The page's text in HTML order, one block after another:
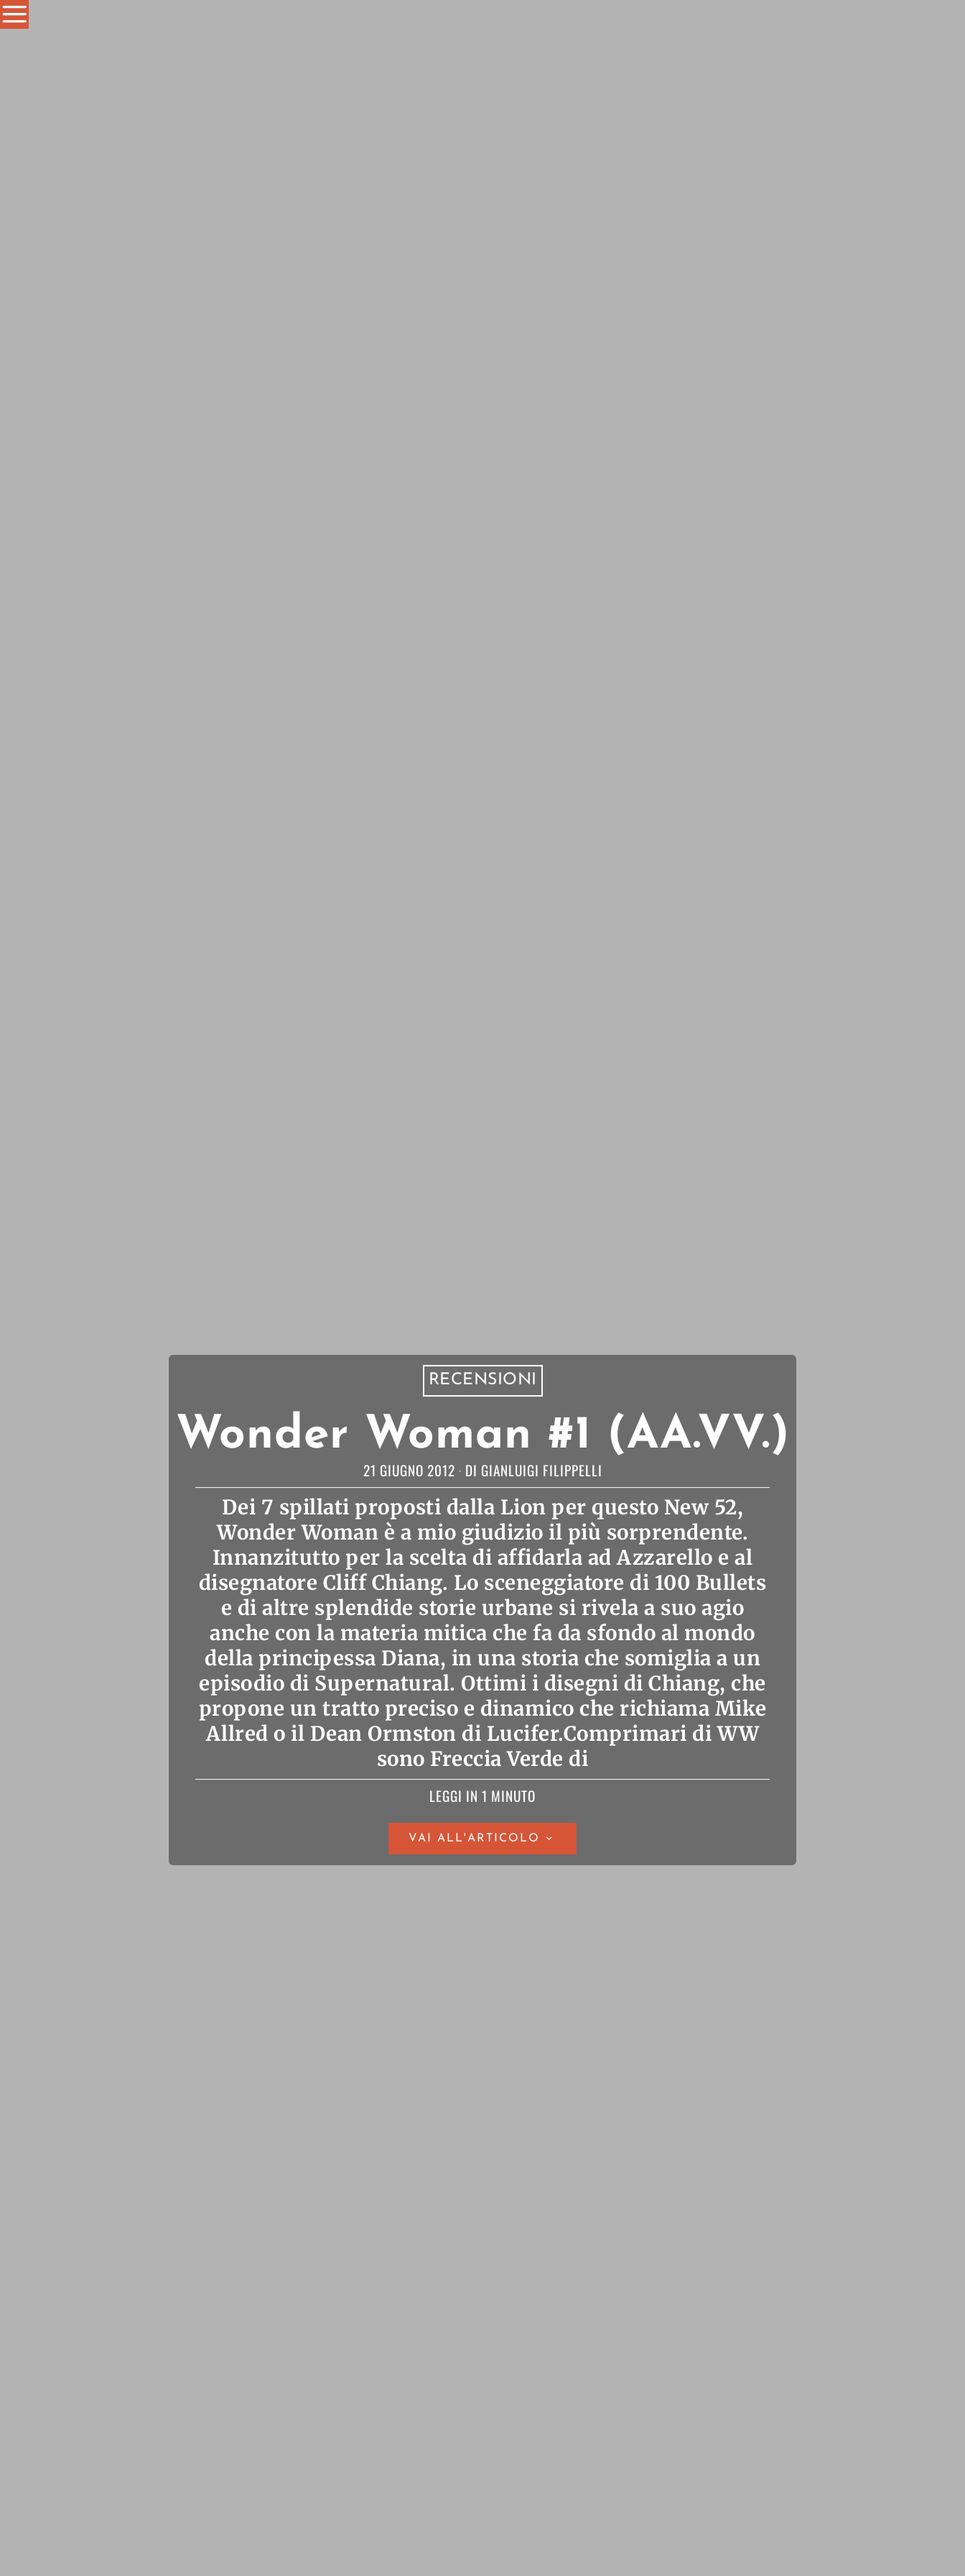
RECENSIONI
Wonder Woman #1 (AA.VV.)
21 GIUGNO 2012 DI GIANLUIGI FILIPPELLI
Dei 7 spillati proposti dalla Lion per questo New 52,
Wonder Woman è a mio giudizio il più sorprendente.
Innanzitutto per la scelta di affidarla ad Azzarello e al
disegnatore Cliff Chiang. Lo sceneggiatore di 100 Bullets
e di altre splendide storie urbane si rivela a suo agio
anche con la materia mitica che fa da sfondo al mondo
della principessa Diana, in una storia che somiglia a un
episodio di Supernatural. Ottimi i disegni di Chiang, che
propone un tratto preciso e dinamico che richiama Mike
Allred o il Dean Ormston di Lucifer.Comprimari di WW
sono Freccia Verde di
LEGGI IN 1 MINUTO
VAI ALL'ARTICOLO